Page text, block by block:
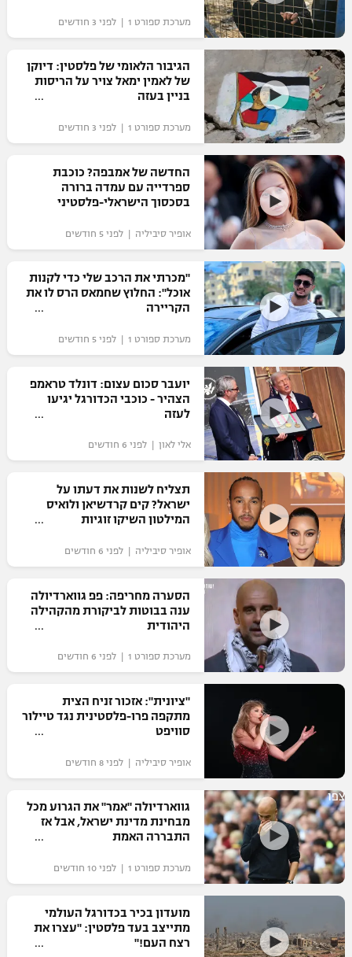
"מחצית בשכונה" – פודקאסט
משתתפים וזוכים בפרסים
תקנון משתתפים וזוכים בפרסים
תקנון עבור פעילות אלקטרה
תקנון עבור פעילות ספורט 1 – "מרלן"
טניס
גיימינג E-Sports
תנאי שימוש
מדיניות פרטיות
תקנון פעילות ספורט 1
רשיון להקרנה פומבית לבית עסק
הצטרפות לחבילת הערוצים
לוח דרושים – ג'ובנט
תגיות
המגזין
אופניים
ספורט מוטורי
כדורמים
פוטבול אמריקאי NFL
בייסבול MLB
ספורט אתגרי ואקסטרים
אומנויות לחימה
גיימינג E-Sports
מערכת ספורט 1 | לפני 3 חודשים
הגיבור הלאומי של פלסטין: דיוקן
של לאמין ימאל צויר על הריסות
בניין בעזה
מערכת ספורט 1 | לפני 3 חודשים
החדשה של אמבפה? כוכבת
ספרדייה עם עמדה ברורה
בסכסוך הישראלי-פלסטיני
אופיר סיביליה | לפני 5 חודשים
"מכרתי את הרכב שלי כדי לקנות
אוכל": החלוץ שחמאס הרס לו את
הקריירה
מערכת ספורט 1 | לפני 5 חודשים
יועבר סכום עצום: דונלד טראמפ
הצהיר - כוכבי הכדורגל יגיעו
לעזה
אלי לאון | לפני 6 חודשים
תצליח לשנות את דעתו על
ישראל? קים קרדשיאן ולואיס
המילטון השיקו זוגיות
אופיר סיביליה | לפני 6 חודשים
הסערה מחריפה: פפ גווארדיולה
ענה בבוטות לביקורת מהקהילה
היהודית
מערכת ספורט 1 | לפני 6 חודשים
"ציונית": אזכור זניח הצית
מתקפה פרו-פלסטינית נגד טיילור
סוויפט
אופיר סיביליה | לפני 8 חודשים
צפו
גווארדיולה "אמר" את הגרוע מכל
מבחינת מדינת ישראל, אבל אז
התבררה האמת
מערכת ספורט 1 | לפני 10 חודשים
מועדון בכיר בכדורגל העולמי
מתייצב בעד פלסטין: "עצרו את
רצח העם!"